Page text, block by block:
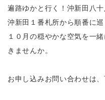
遍路ゆかと行く！沖新田八十
沖新田１番札所から順番に巡
１０月の穏やかな空気を一
きませんか。
お申し込みお問い合わせは